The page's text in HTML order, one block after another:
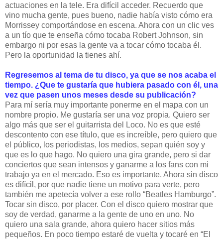
actuaciones en la tele. Era difícil acceder. Recuerdo que
vino mucha gente, pues bueno, nadie había visto cómo era
Morrissey comportándose en escena. Ahora con un clic ves
a un tío que te enseña cómo tocaba Robert Johnson, sin
embargo ni por esas la gente va a tocar cómo tocaba él.
Pero la oportunidad la tienes ahí.
Regresemos al tema de tu disco, ya que se nos acaba el
tiempo. ¿Que te gustaría que hubiera pasado con él, una
vez que pasen unos meses desde su publicación?
Para mí sería muy importante ponerme en el mapa con un
nombre propio. Me gustaría ser una voz propia. Quiero ser
algo más que ser el guitarrista del Loco. No es que esté
descontento con ese título, que es increíble, pero quiero que
el público, los periodistas, los medios, sepan quién soy y
que es lo que hago. No quiero una gira grande, pero si dar
conciertos que sean intensos y ganarme a los fans con mi
trabajo ya en el mercado. Eso es importante. Ahora sin disco
es difícil, por que nadie tiene un motivo para verte, pero
también me apetecía volver a ese rollo “Beatles Hamburgo”.
Tocar sin disco, por placer. Con el disco quiero mostrar que
soy de verdad, ganarme a la gente de uno en uno. No
quiero una sala grande, ahora quiero hacer sitios más
pequeños. En poco tiempo estaré de vuelta y tocaré en “El